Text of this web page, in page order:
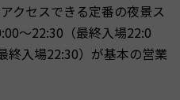
クセスできる定番の夜景ス
〜22:30（最終入場22:0
終入場22:30）が基本の営業